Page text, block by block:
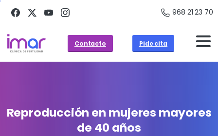
968 21 23 70
Contacto Pide cita
Reproducción en mujeres mayores
de 40 años